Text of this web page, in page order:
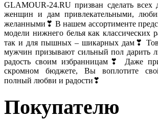
GLAMOUR-24.RU призван сделать всех
женщин и дам привлекательными,
желанными❣ В нашем ассортименте
модели нижнего белья как классических
так и для пышных – шикарных дам❣
мужчин призывают сильный пол дарить
радость своим избранницам❣ Даже
скромном бюджете, Вы воплотите
полный любви и радости❣
Покупателю